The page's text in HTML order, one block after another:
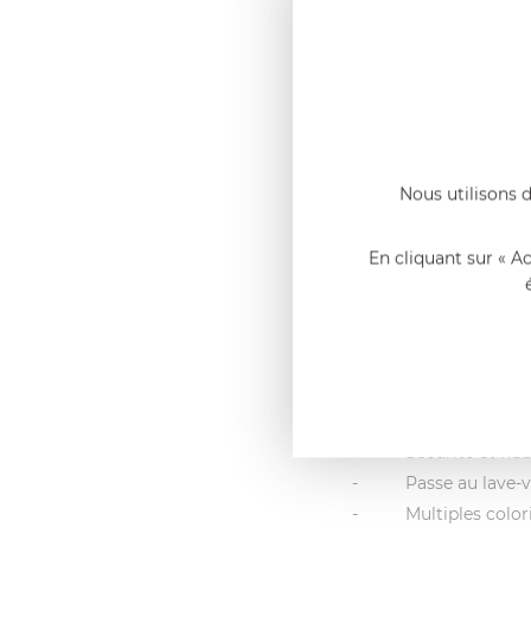
Les poignées
Colorées, les
couleurs disponibles
- Passe au lave-
- Multiples
Nous utilisons
En cliquant sur «